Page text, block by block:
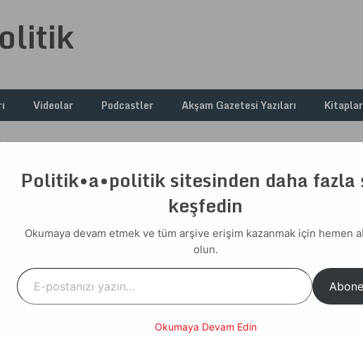
Videolar Podcastler Akşam Gazetesi Yazıları Kitaplar
Politik•a•politik sitesinden daha fazla
keşfedin
Okumaya devam etmek ve tüm arşive erişim kazanmak için hemen
olun.
E-postanızı yazın…
Okumaya Devam Edin